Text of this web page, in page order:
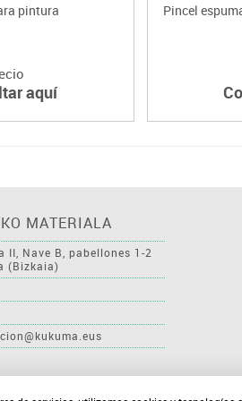
pintura
aquí
Pincel
MATERIALA
II, Nave B, pabellones 1-2
(Bizkaia)